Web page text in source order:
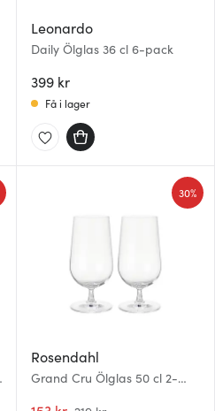
Leonardo
Daily Ölglas 36 cl 6-pack
399 kr
Få i lager
Rosendahl
Grand Cru Ölglas 50 cl 2-
30%